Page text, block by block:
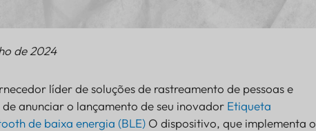
de 2024
líder de soluções de rastreamento de pessoas e
anunciar o lançamento de seu inovador Etiqueta
de baixa energia (BLE)O dispositivo, que implementa o